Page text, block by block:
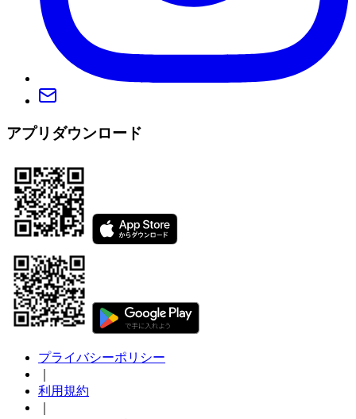
アプリダウンロード
プライバシーポリシー
利用規約